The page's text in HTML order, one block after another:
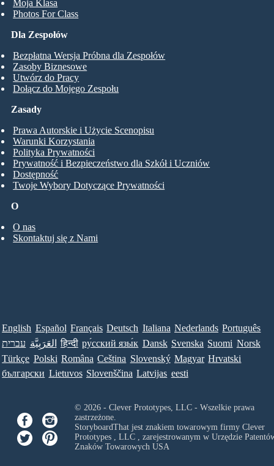
Moja Klasa
Photos For Class
Dla Zespołów
Bezpłatna Wersja Próbna dla Zespołów
Zasoby Biznesowe
Utwórz do Pracy
Dołącz do Mojego Zespołu
O
O nas
Skontaktuj się z Nami
Zasady
Prawa Autorskie i Użycie Scenopisu
Warunki Korzystania
Polityka Prywatności
Prywatność i Bezpieczeństwo dla Szkół i Uczniów
Dostępność
Twoje Wybory Dotyczące Prywatności
English Español Français Deutsch Italiana Nederlands Português
עברית العَرَبِيَّة हिन्दी ру́сский язы́к Dansk Svenska Suomi Norsk
Türkçe Polski Româna Ceština Slovenský Magyar Hrvatski
български Lietuvos Slovenščina Latvijas eesti
© 2026 - Clever Prototypes, LLC - Wszelkie prawa
zastrzeżone.
StoryboardThat jest znakiem towarowym firmy Clever
Prototypes , LLC, zarejestrowanym w Urzędzie
Znaków Towarowych USA